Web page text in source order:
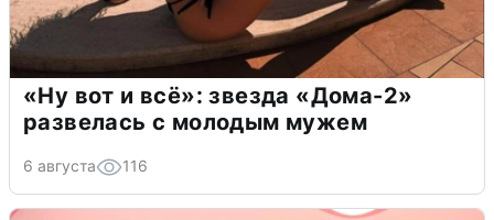
«Ну вот и всё»: звезда «Дома-2»
развелась с молодым мужем
6 августа 116